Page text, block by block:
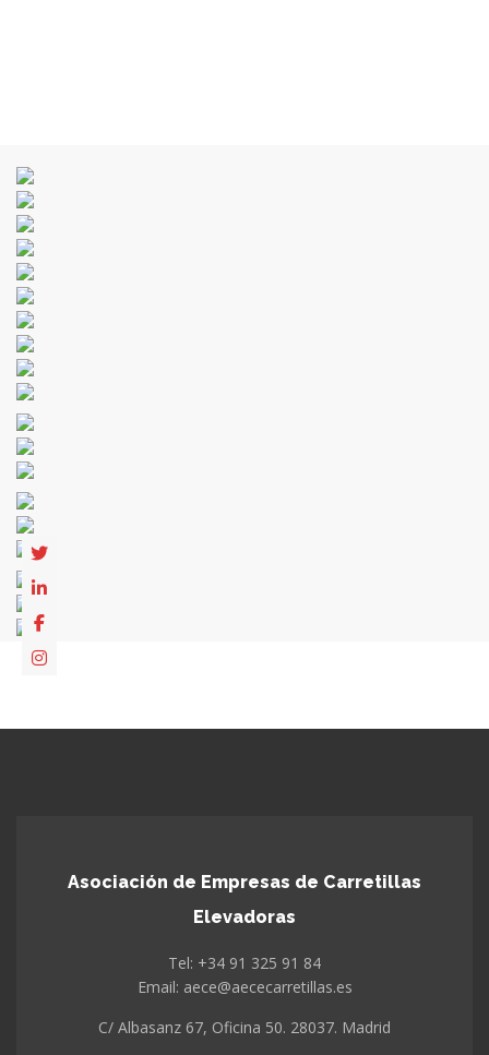
Asociación de Empresas de Carretillas
Elevadoras
Tel: +34 91 325 91 84
Email: aece@aececarretillas.es
C/ Albasanz 67, Oficina 50. 28037. Madrid